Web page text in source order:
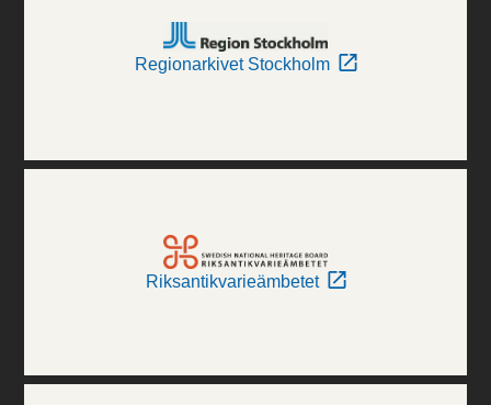
Regionarkivet Stockholm
Riksantikvarieämbetet